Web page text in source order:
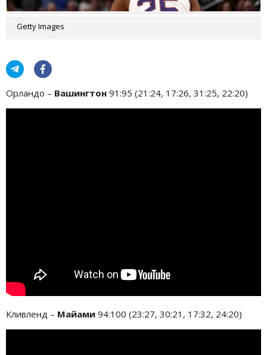
Getty Images
Орландо – Вашингтон 91:95 (21:24, 17:26, 31:25, 22:20)
Кливленд – Майами 94:100 (23:27, 30:21, 17:32, 24:20)